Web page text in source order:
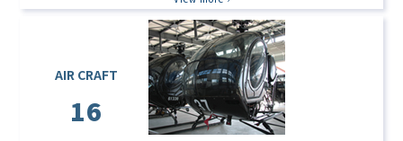
AIR CRAFT
16